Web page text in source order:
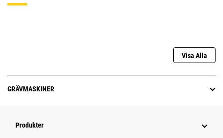
Visa Alla
GRÄVMASKINER
Produkter